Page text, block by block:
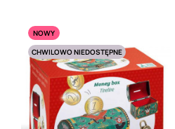
NOWY
CHWILOWO NIEDOSTĘPNE